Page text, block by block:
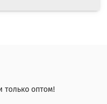
только оптом!